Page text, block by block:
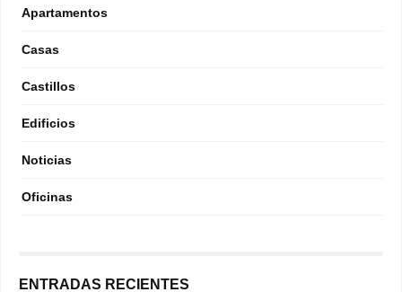
Apartamentos
Casas
Castillos
Edificios
Noticias
Oficinas
ENTRADAS RECIENTES